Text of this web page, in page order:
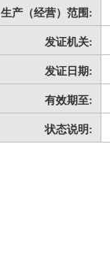
生产（经营）范围:
发证机关:
发证日期:
有效期至:
状态说明: